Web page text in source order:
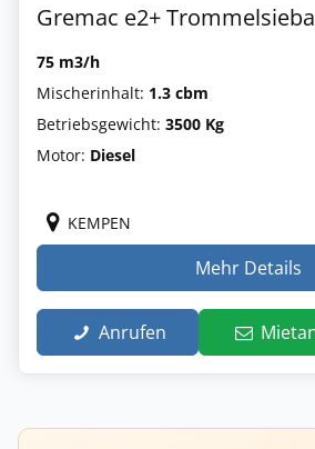
Gremac e2+
75 m3/h
Mischerinhalt: 1.3 cbm
Betriebsgewicht: 3500 Kg
Motor: Diesel
KEMPEN
Mehr Details
Anrufen